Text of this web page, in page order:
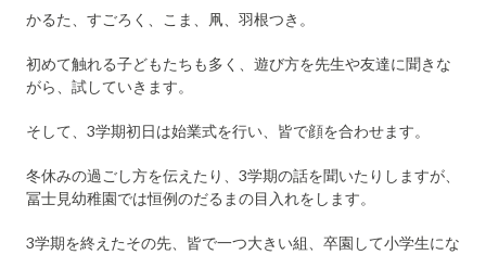
かるた、すごろく、こま、凧、羽根つき。
初めて触れる子どもたちも多く、遊び方を先生や友達に聞きな
がら、試していきます。
そして、3学期初日は始業式を行い、皆で顔を合わせます。
冬休みの過ごし方を伝えたり、3学期の話を聞いたりしますが、
冨士見幼稚園では恒例のだるまの目入れをします。
3学期を終えたその先、皆で一つ大きい組、卒園して小学生にな